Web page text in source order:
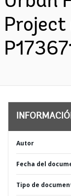
Project
Autor
Fecha del
Tipo de